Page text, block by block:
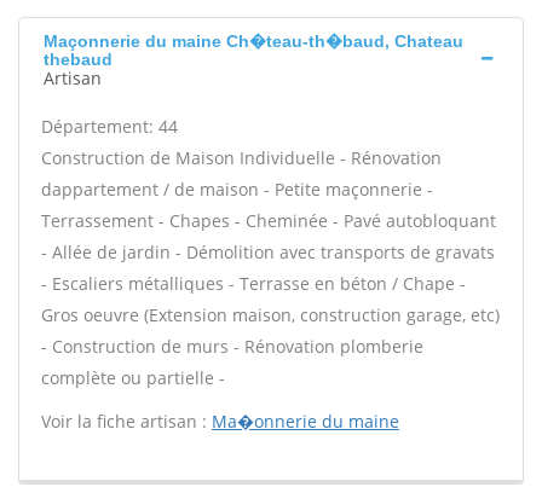
Maçonnerie du maine Ch�teau-th�baud, Chateau
thebaud
Artisan
Département: 44
Construction de Maison Individuelle - Rénovation
dappartement / de maison - Petite maçonnerie -
Terrassement - Chapes - Cheminée - Pavé autobloquant
- Allée de jardin - Démolition avec transports de gravats
- Escaliers métalliques - Terrasse en béton / Chape -
Gros oeuvre (Extension maison, construction garage, etc)
- Construction de murs - Rénovation plomberie
complète ou partielle -
Voir la fiche artisan : Ma�onnerie du maine